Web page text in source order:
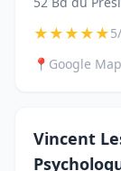
★★★★★
📍 Google
Vincent